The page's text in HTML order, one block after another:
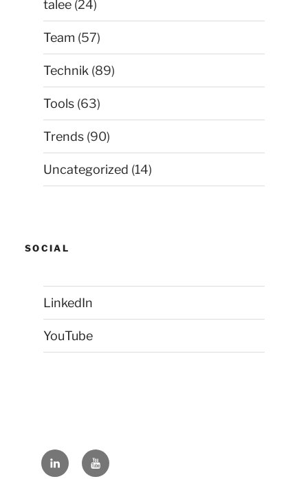
talee (24)
Team (57)
Technik (89)
Tools (63)
Trends (90)
Uncategorized (14)
SOCIAL
LinkedIn
YouTube
LinkedInYouTube